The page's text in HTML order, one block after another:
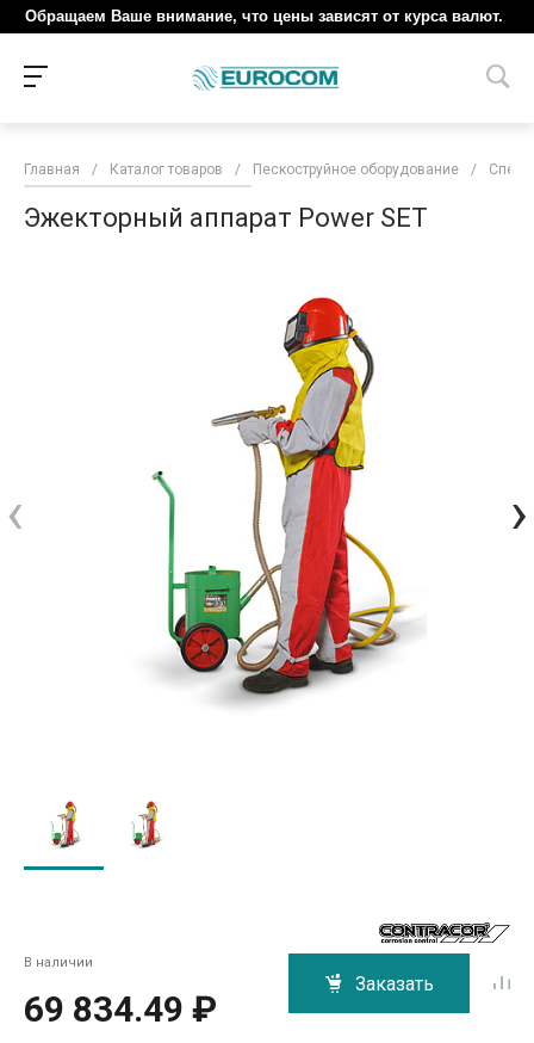
Обращаем Ваше внимание, что цены зависят от курса валют.
Главная / Каталог товаров / Пескоструйное оборудование /
Эжекторный аппарат Power SET
‹ ›
В наличии
69 834.49 ₽
Заказать